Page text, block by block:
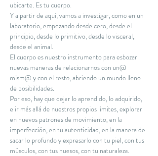
ubicarte. Es tu cuerpo.
Y a partir de aquí, vamos a investigar, como en un
laboratorio, empezando desde cero, desde el
principio, desde lo primitivo, desde lo visceral,
desde el animal.
El cuerpo es nuestro instrumento para esbozar
nuevas maneras de relacionarnos con un@
mism@ y con el resto, abriendo un mundo lleno
de posibilidades.
Por eso, hay que dejar lo aprendido, lo adquirido,
e ir más allá de nuestros propios límites, explorar
en nuevos patrones de movimiento, en la
imperfección, en tu autenticidad, en la manera de
sacar lo profundo y expresarlo con tu piel, con tus
músculos, con tus huesos, con tu naturaleza.